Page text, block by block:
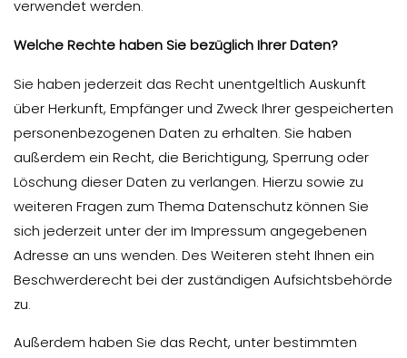
verwendet werden.
Welche Rechte haben Sie bezüglich Ihrer Daten?
Sie haben jederzeit das Recht unentgeltlich Auskunft
über Herkunft, Empfänger und Zweck Ihrer gespeicherten
personenbezogenen Daten zu erhalten. Sie haben
außerdem ein Recht, die Berichtigung, Sperrung oder
Löschung dieser Daten zu verlangen. Hierzu sowie zu
weiteren Fragen zum Thema Datenschutz können Sie
sich jederzeit unter der im Impressum angegebenen
Adresse an uns wenden. Des Weiteren steht Ihnen ein
Beschwerderecht bei der zuständigen Aufsichtsbehörde
zu.
Außerdem haben Sie das Recht, unter bestimmten